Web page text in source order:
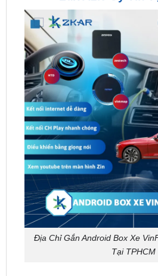
Địa Chỉ Gắn Android Box Xe
1/ Lý do bạn nên lắp